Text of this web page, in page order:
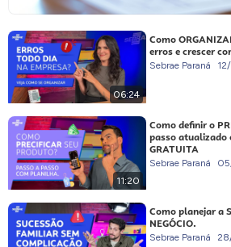
06:24
Como
erros e crescer
Sebrae Paraná
11:20
Como definir o
passo atualizado
GRATUITA
Sebrae Paraná
Como planejar a
NEGÓCIO.
Sebrae Paraná